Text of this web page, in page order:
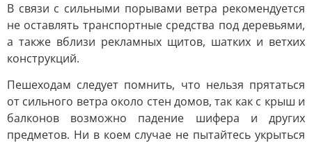
В связи с сильными порывами ветра рекомендуется
не оставлять транспортные средства под деревьями,
а также вблизи рекламных щитов, шатких и ветхих
конструкций.
Пешеходам следует помнить, что нельзя прятаться
от сильного ветра около стен домов, так как с крыш и
балконов возможно падение шифера и других
предметов. Ни в коем случае не пытайтесь укрыться